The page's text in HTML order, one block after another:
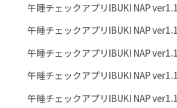
午睡チェックアプリIBUKI NAP
午睡チェックアプリIBUKI NAP
午睡チェックアプリIBUKI NAP
午睡チェックアプリIBUKI NAP
午睡チェックアプリIBUKI NAP